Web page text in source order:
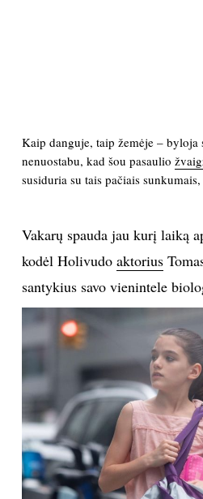
POLITIKA
LAISVALAIKIS
KINAS
MUZIKA
TEATRAS
SPORTAS
FOTOGRAFIJA
Kaip danguje, taip žemėje – byloja
nenuostabu, kad šou pasaulio
susiduria su tais pačiais
Vakarų spauda jau kurį laiką
kodėl Holivudo aktorius
santykius savo vienintele